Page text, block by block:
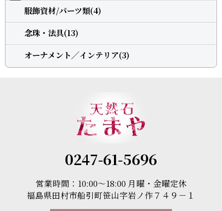
服飾資材/パーツ類(4)
念珠・法具(13)
オーナメント╱インテリア(3)
0247-61-5696
営業時間：10:00～18:00 月曜・金曜定休
福島県田村市船引町笹山字岩ノ作７４９－１